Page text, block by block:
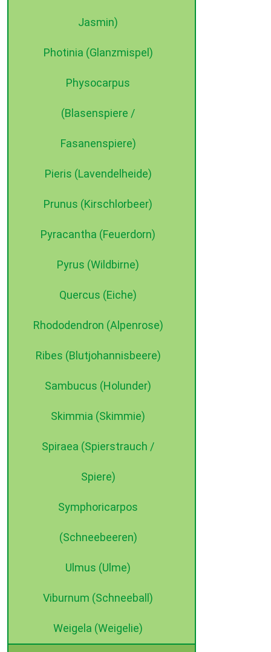
Jasmin)
Photinia (Glanzmispel)
Physocarpus
(Blasenspiere /
Fasanenspiere)
Pieris (Lavendelheide)
Prunus (Kirschlorbeer)
Pyracantha (Feuerdorn)
Pyrus (Wildbirne)
Quercus (Eiche)
Rhododendron (Alpenrose)
Ribes (Blutjohannisbeere)
Sambucus (Holunder)
Skimmia (Skimmie)
Spiraea (Spierstrauch /
Spiere)
Symphoricarpos
(Schneebeeren)
Ulmus (Ulme)
Viburnum (Schneeball)
Weigela (Weigelie)